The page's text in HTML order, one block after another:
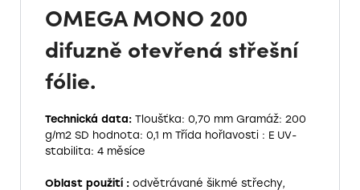
OMEGA MONO 200
difuzně otevřená střešní
fólie.
Technická data: Tloušťka: 0,70 mm Gramáž: 200
g/m2 SD hodnota: 0,1 m Třída hořlavosti : E UV-
stabilita: 4 měsíce
Oblast použití : odvětrávané šikmé střechy,